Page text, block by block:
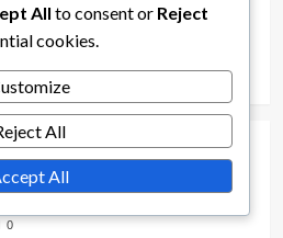
variācijas, ballīšu
Vēsturiskās punktu
attīstība, Izmaiņas
0
All to consent or Reject
cookies.
All
All